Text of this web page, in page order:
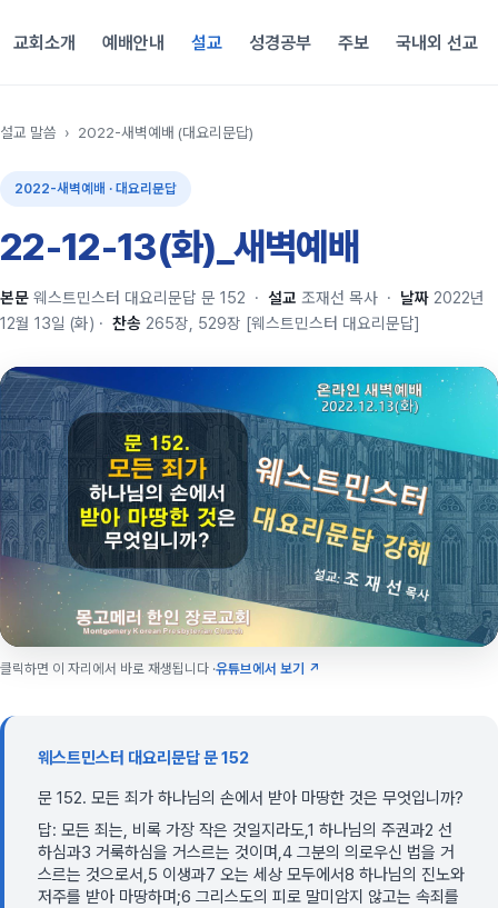
교회소개 예배안내 설교 성경공부 주보 국내외 선교
설교 말씀 › 2022-새벽예배 (대요리문답)
2022-새벽예배 · 대요리문답
22-12-13(화)_새벽예배
본문 웨스트민스터 대요리문답 문 152 · 설교 조재선 목사 · 날짜 2022년
12월 13일 (화) · 찬송 265장, 529장 [웨스트민스터 대요리문답]
클릭하면 이 자리에서 바로 재생됩니다 ·유튜브에서 보기 ↗
웨스트민스터 대요리문답 문 152
문 152. 모든 죄가 하나님의 손에서 받아 마땅한 것은 무엇입니까?
답: 모든 죄는, 비록 가장 작은 것일지라도,1 하나님의 주권과2 선
하심과3 거룩하심을 거스르는 것이며,4 그분의 의로우신 법을 거
스르는 것으로서,5 이생과7 오는 세상 모두에서8 하나님의 진노와
저주를 받아 마땅하며;6 그리스도의 피로 말미암지 않고는 속죄를